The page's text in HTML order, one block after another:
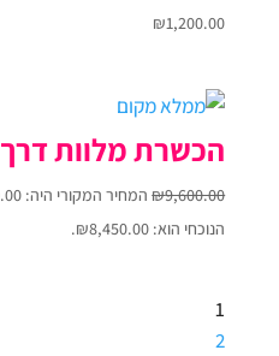
₪1,200.00
הכשרת מלוות דרך 14
₪9,600.00 המחיר המקורי היה: ₪9,600.00.
הנוכחי הוא: ₪8,450.00.
1
2